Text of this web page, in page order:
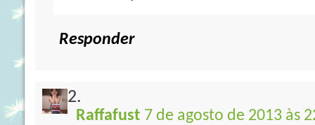
Responder
Raffafust 7 de agosto de 2013 às